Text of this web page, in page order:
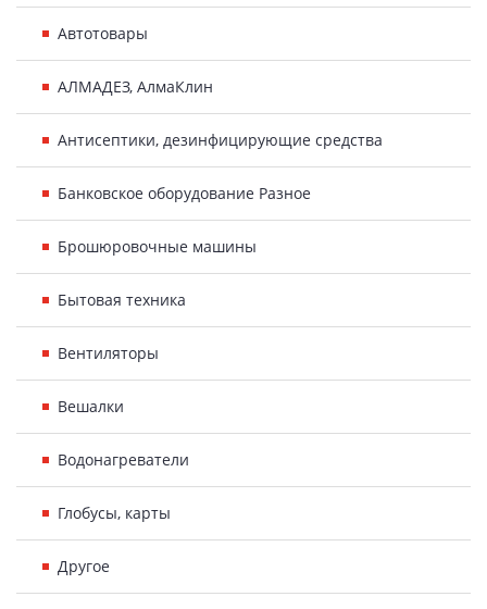
Автотовары
АЛМАДЕЗ, АлмаКлин
Антисептики, дезинфицирующие средства
Банковское оборудование Разное
Брошюровочные машины
Бытовая техника
Вентиляторы
Вешалки
Водонагреватели
Глобусы, карты
Другое